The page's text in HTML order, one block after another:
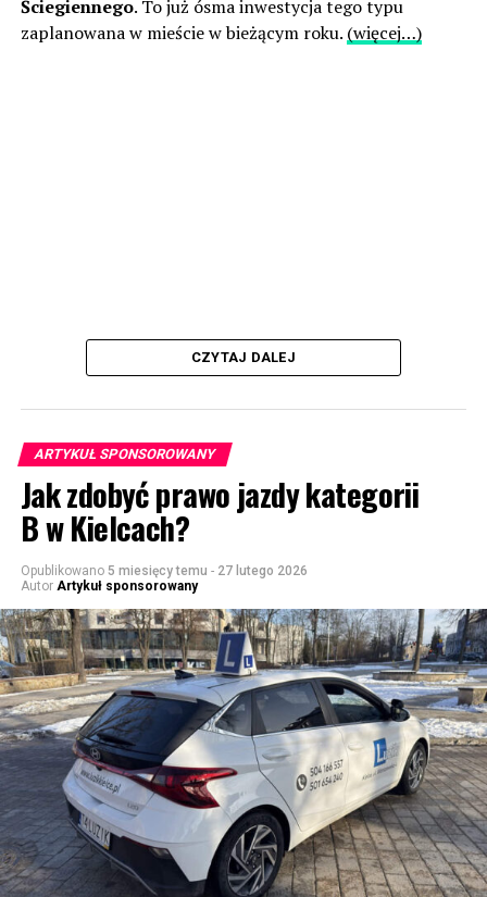
Ściegiennego. To już ósma inwestycja tego typu
zaplanowana w mieście w bieżącym roku. (więcej…)
CZYTAJ DALEJ
ARTYKUŁ SPONSOROWANY
Jak zdobyć prawo jazdy kategorii
B w Kielcach?
Opublikowano 5 miesięcy temu - 27 lutego 2026
Autor Artykuł sponsorowany